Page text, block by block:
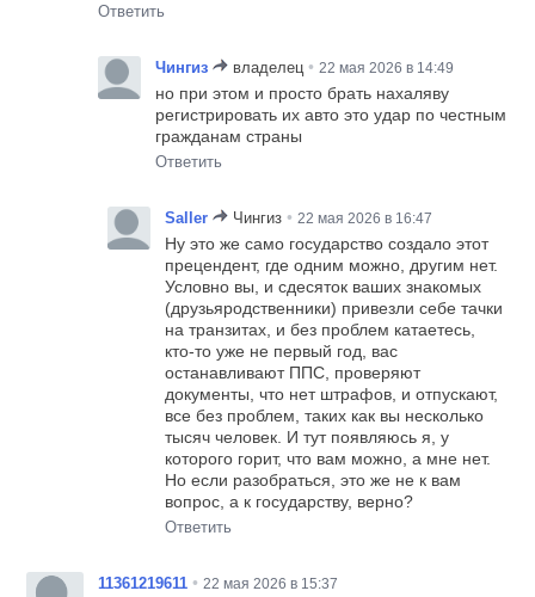
Ответить
Чингиз владелец • 22 мая 2026 в 14:49
но при этом и просто брать нахаляву
регистрировать их авто это удар по честным
гражданам страны
Ответить
Saller Чингиз • 22 мая 2026 в 16:47
Ну это же само государство создало этот
прецендент, где одним можно, другим нет.
Условно вы, и сдесяток ваших знакомых
(друзьяродственники) привезли себе тачки
на транзитах, и без проблем катаетесь,
кто-то уже не первый год, вас
останавливают ППС, проверяют
документы, что нет штрафов, и отпускают,
все без проблем, таких как вы несколько
тысяч человек. И тут появляюсь я, у
которого горит, что вам можно, а мне нет.
Но если разобраться, это же не к вам
вопрос, а к государству, верно?
Ответить
11361219611 • 22 мая 2026 в 15:37